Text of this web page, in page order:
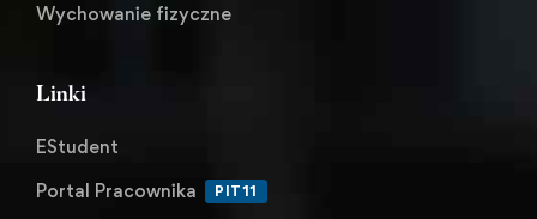
Wychowanie fizyczne
Linki
EStudent
Portal Pracownika
PIT11